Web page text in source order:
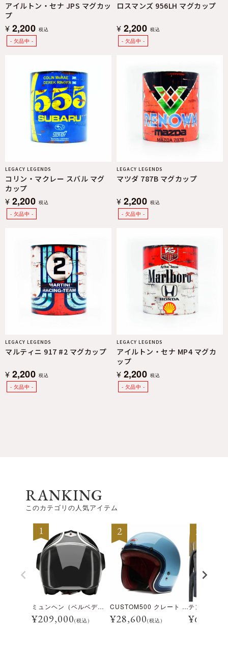
アイルトン・セナ JPS マグカッ
プ
¥ 2,200 税込
ロスマンズ 956LH マグカップ
¥ 2,200 税込
LEGACY LEGENDS
コリン・マクレー スバル マグ
カップ
¥ 2,200 税込
LEGACY LEGENDS
マツダ 787B マグカップ
¥ 2,200 税込
LEGACY LEGENDS
マルティニ 917 #2 マグカップ
¥ 2,200 税込
LEGACY LEGENDS
アイルトン・セナ MP4 マグカ
ップ
¥ 2,200 税込
RANKING
このカテゴリの人気アイテム
ミュンヘン（ベルベデーレ）
¥209,000(税込)
CUSTOM500 クレート アイスブルー
¥28,600(税込) ¥69,300